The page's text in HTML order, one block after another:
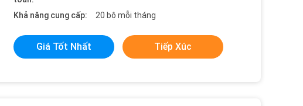
Khả năng cung cấp: 20 bộ mỗi tháng
Giá Tốt Nhất Tiếp Xúc